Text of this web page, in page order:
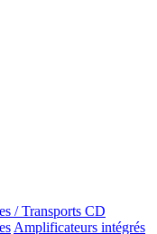
/ Transports CD
Amplificateurs intégrés